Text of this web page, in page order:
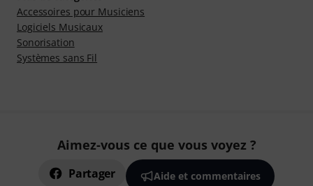
Accessoires pour Musiciens
Logiciels Musicaux
Sonorisation
Systèmes sans Fil
Aimez-vous ce que vous voyez ?
Partager Aide et commentaires